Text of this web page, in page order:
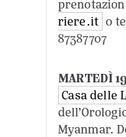
riere.it 0
87387707
MARTEDÌ
Casa delle
Myanmar.